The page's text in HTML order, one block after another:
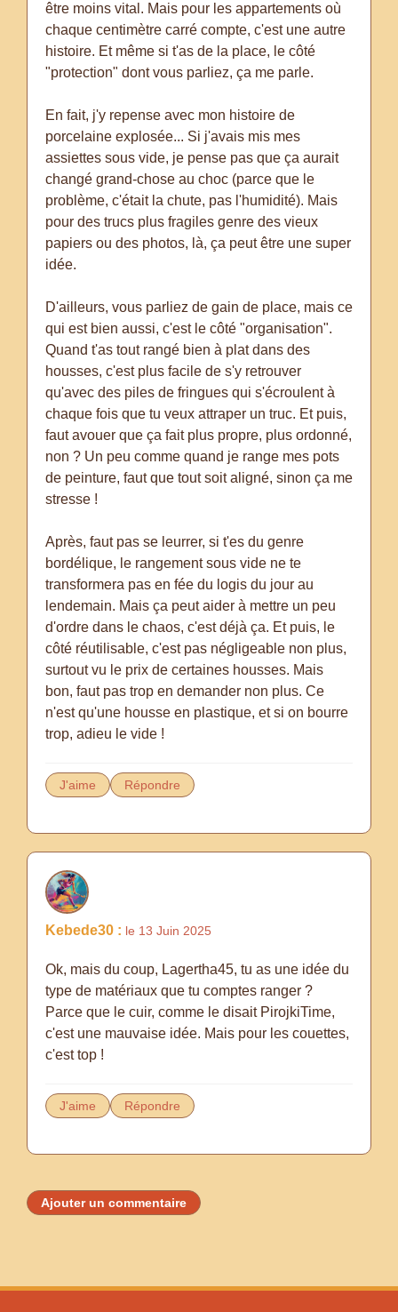
être moins vital. Mais pour les appartements où
chaque centimètre carré compte, c'est une autre
histoire. Et même si t'as de la place, le côté
"protection" dont vous parliez, ça me parle.
En fait, j'y repense avec mon histoire de
porcelaine explosée... Si j'avais mis mes
assiettes sous vide, je pense pas que ça aurait
changé grand-chose au choc (parce que le
problème, c'était la chute, pas l'humidité). Mais
pour des trucs plus fragiles genre des vieux
papiers ou des photos, là, ça peut être une super
idée.
D'ailleurs, vous parliez de gain de place, mais ce
qui est bien aussi, c'est le côté "organisation".
Quand t'as tout rangé bien à plat dans des
housses, c'est plus facile de s'y retrouver
qu'avec des piles de fringues qui s'écroulent à
chaque fois que tu veux attraper un truc. Et puis,
faut avouer que ça fait plus propre, plus ordonné,
non ? Un peu comme quand je range mes pots
de peinture, faut que tout soit aligné, sinon ça me
stresse !
Après, faut pas se leurrer, si t'es du genre
bordélique, le rangement sous vide ne te
transformera pas en fée du logis du jour au
lendemain. Mais ça peut aider à mettre un peu
d'ordre dans le chaos, c'est déjà ça. Et puis, le
côté réutilisable, c'est pas négligeable non plus,
surtout vu le prix de certaines housses. Mais
bon, faut pas trop en demander non plus. Ce
n'est qu'une housse en plastique, et si on bourre
trop, adieu le vide !
J'aime Répondre
Kebede30 : le 13 Juin 2025
Ok, mais du coup, Lagertha45, tu as une idée du
type de matériaux que tu comptes ranger ?
Parce que le cuir, comme le disait PirojkiTime,
c'est une mauvaise idée. Mais pour les couettes,
c'est top !
J'aime Répondre
Ajouter un commentaire